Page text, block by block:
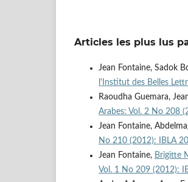
Articles les plus lus
Jean Fontaine, Sadok
l'Institut des Belles
Raoudha Guemara,
Arabes: Vol. 2 No 208
Jean Fontaine,
No 210 (2012): IBLA
Jean Fontaine, Brigitte
Vol. 1 No 209 (2012):